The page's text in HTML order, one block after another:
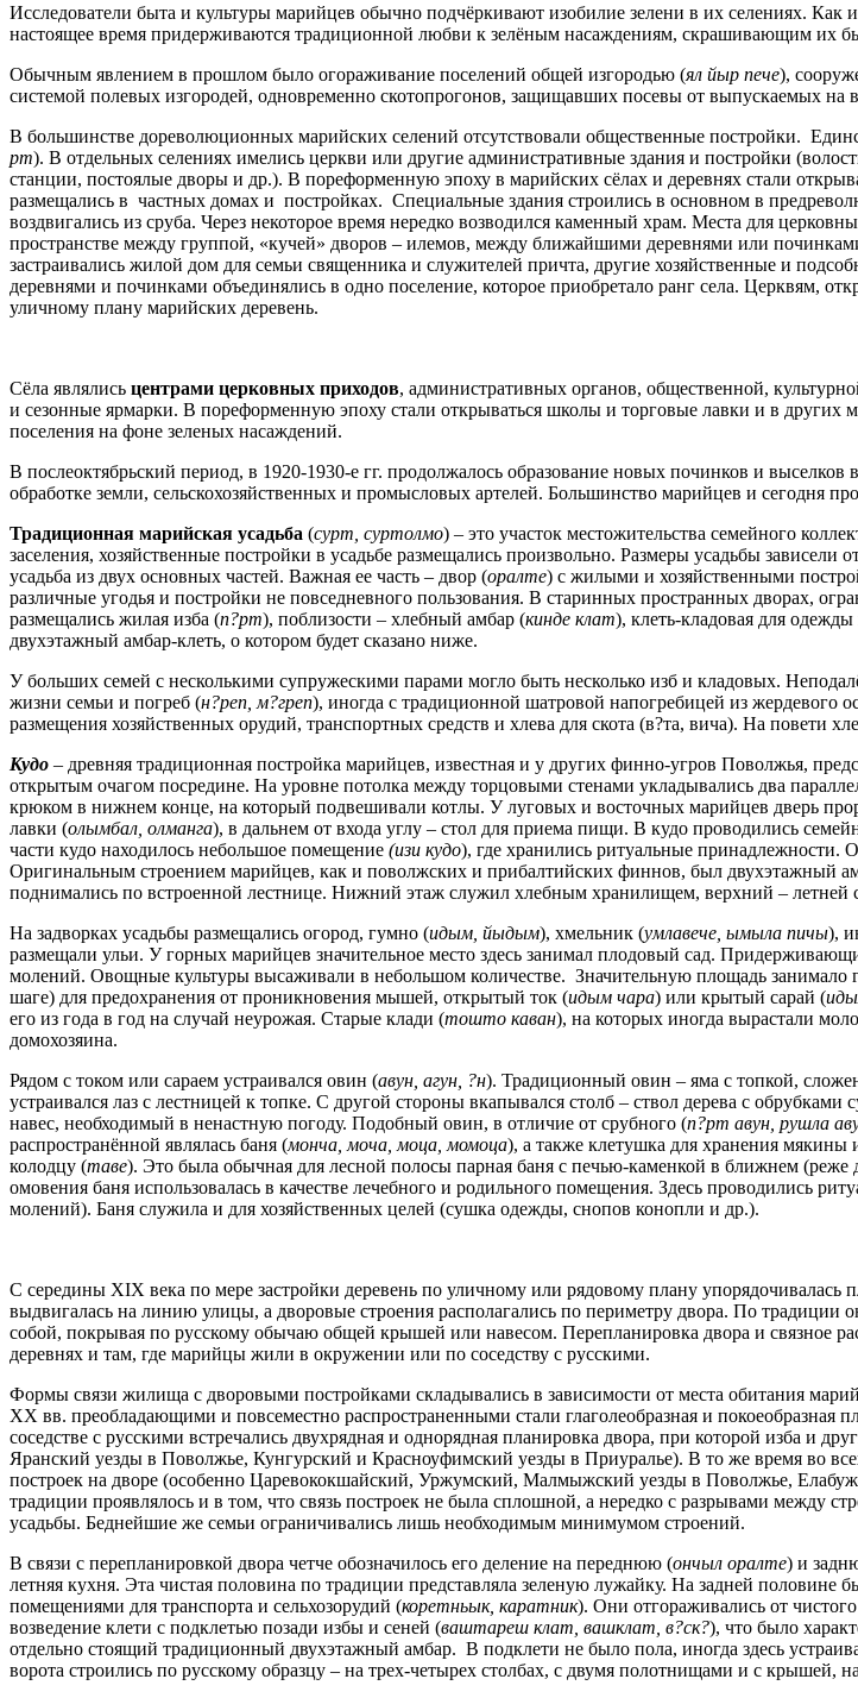
Исследователи быта и культуры марийцев обычно подчёркивают изобилие зелени в их селениях.
настоящее время придерживаются традиционной любви к зелёным насаждениям, скрашивающим их
Обычным явлением в прошлом было огораживание поселений общей изгородью (ял йыр пече),
системой полевых изгородей, одновременно скотопрогонов, защищавших посевы от выпускаемых
В большинстве дореволюционных марийских селений отсутствовали общественные постройки.
рт). В отдельных селениях имелись церкви или другие административные здания и постройки
станции, постоялые дворы и др.). В пореформенную эпоху в марийских сёлах и деревнях стали
размещались в частных домах и постройках. Специальные здания строились в основном в
воздвигались из сруба. Через некоторое время нередко возводился каменный храм. Места для
пространстве между группой, «кучей» дворов – илемов, между ближайшими деревнями или
застраивались жилой дом для семьи священника и служителей причта, другие хозяйственные и
деревнями и починками объединялись в одно поселение, которое приобретало ранг села. Церквям,
уличному плану марийских деревень.
Сёла являлись центрами церковных приходов, административных органов, общественной,
и сезонные ярмарки. В пореформенную эпоху стали открываться школы и торговые лавки и в
поселения на фоне зеленых насаждений.
В послеоктябрьский период, в 1920-1930-е гг. продолжалось образование новых починков и
обработке земли, сельскохозяйственных и промысловых артелей. Большинство марийцев и сегодня
Традиционная марийская усадьба (сурт, суртолмо) – это участок местожительства семейного
заселения, хозяйственные постройки в усадьбе размещались произвольно. Размеры усадьбы
усадьба из двух основных частей. Важная ее часть – двор (оралте) с жилыми и хозяйственными
различные угодья и постройки не повседневного пользования. В старинных пространных дворах,
размещались жилая изба (п?рт), поблизости – хлебный амбар (кинде клат), клеть-кладовая для
двухэтажный амбар-клеть, о котором будет сказано ниже.
У больших семей с несколькими супружескими парами могло быть несколько изб и кладовых.
жизни семьи и погреб (н?реп, м?греп), иногда с традиционной шатровой напогребицей из жердевого
размещения хозяйственных орудий, транспортных средств и хлева для скота (в?та, вича). На повети
Кудо – древняя традиционная постройка марийцев, известная и у других финно-угров Поволжья,
открытым очагом посредине. На уровне потолка между торцовыми стенами укладывались два
крюком в нижнем конце, на который подвешивали котлы. У луговых и восточных марийцев дверь
лавки (олымбал, олманга), в дальнем от входа углу – стол для приема пищи. В кудо проводились
части кудо находилось небольшое помещение (изи кудо), где хранились ритуальные принадлежности.
Оригинальным строением марийцев, как и поволжских и прибалтийских финнов, был двухэтажный
поднимались по встроенной лестнице. Нижний этаж служил хлебным хранилищем, верхний –
На задворках усадьбы размещались огород, гумно (идым, йыдым), хмельник (умлавече, ымыла пичы),
размещали ульи. У горных марийцев значительное место здесь занимал плодовый сад.
молений. Овощные культуры высаживали в небольшом количестве. Значительную площадь занимало
шаге) для предохранения от проникновения мышей, открытый ток (идым чара) или крытый сарай (
его из года в год на случай неурожая. Старые клади (тошто каван), на которых иногда вырастали
домохозяина.
Рядом с током или сараем устраивался овин (авун, агун, ?н). Традиционный овин – яма с топкой,
устраивался лаз с лестницей к топке. С другой стороны вкапывался столб – ствол дерева с
навес, необходимый в ненастную погоду. Подобный овин, в отличие от срубного (п?рт авун, рушла
распространённой являлась баня (монча, моча, моца, момоца), а также клетушка для хранения мякины
колодцу (таве). Это была обычная для лесной полосы парная баня с печью-каменкой в ближнем
омовения баня использовалась в качестве лечебного и родильного помещения. Здесь проводились
молений). Баня служила и для хозяйственных целей (сушка одежды, снопов конопли и др.).
С середины XIX века по мере застройки деревень по уличному или рядовому плану упорядочивалась
выдвигалась на линию улицы, а дворовые строения располагались по периметру двора. По
собой, покрывая по русскому обычаю общей крышей или навесом. Перепланировка двора и связное
деревнях и там, где марийцы жили в окружении или по соседству с русскими.
Формы связи жилища с дворовыми постройками складывались в зависимости от места обитания
XX вв. преобладающими и повсеместно распространенными стали глаголеобразная и
соседстве с русскими встречались двухрядная и однорядная планировка двора, при которой изба и
Яранский уезды в Поволжье, Кунгурский и Красноуфимский уезды в Приуралье). В то же время во
построек на дворе (особенно Царевококшайский, Уржумский, Малмыжский уезды в Поволжье,
традиции проявлялось и в том, что связь построек не была сплошной, а нередко с разрывами между
усадьбы. Беднейшие же семьи ограничивались лишь необходимым минимумом строений.
В связи с перепланировкой двора четче обозначилось его деление на переднюю (ончыл оралте) и
летняя кухня. Эта чистая половина по традиции представляла зеленую лужайку. На задней
помещениями для транспорта и сельхозорудий (коретньык, каратник). Они отгораживались от
возведение клети с подклетью позади избы и сеней (ваштареш клат, вашклат, в?ск?), что было
отдельно стоящий традиционный двухэтажный амбар. В подклети не было пола, иногда здесь
ворота строились по русскому образцу – на трех-четырех столбах, с двумя полотнищами и с крышей,